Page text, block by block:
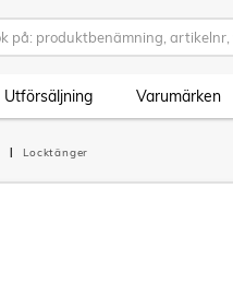
Utförsäljning Varumärken
Locktänger